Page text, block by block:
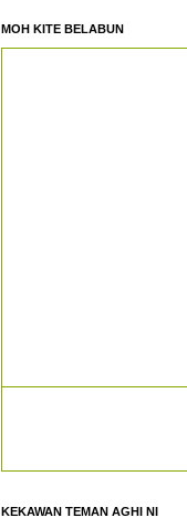
MOH KITE BELABUN
KEKAWAN TEMAN AGHI NI